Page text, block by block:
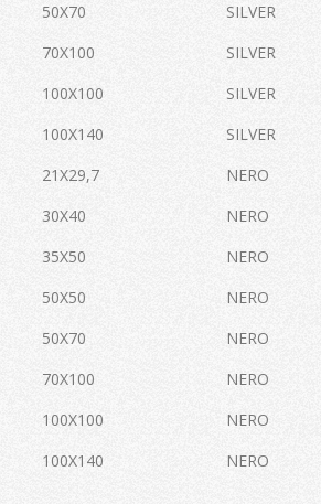
50X70
SILVER
70X100
SILVER
100X100
SILVER
100X140
SILVER
21X29,7
NERO
30X40
NERO
35X50
NERO
50X50
NERO
50X70
NERO
70X100
NERO
100X100
NERO
100X140 NERO